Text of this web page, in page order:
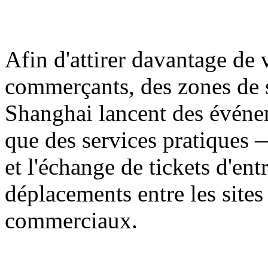
Afin d'attirer davantage de
commerçants, des zones
Shanghai lancent des
que des services pratiques
et l'échange de tickets
déplacements entre les
commerciaux.